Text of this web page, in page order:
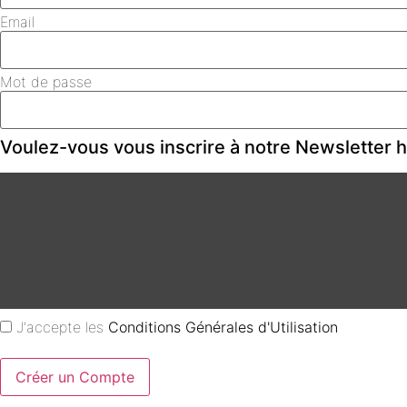
Email
Mot de passe
Voulez-vous vous inscrire à notre Newsletter
J'accepte les Conditions Générales d'Utilisation
Créer un Compte